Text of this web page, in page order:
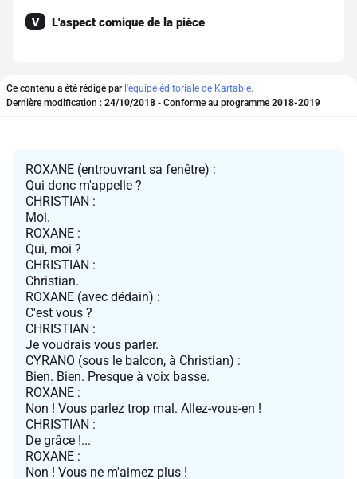
V L'aspect comique de la pièce
Ce contenu a été rédigé par l'équipe éditoriale de Kartable.
Dernière modification : 24/10/2018 - Conforme au programme 2018-2019
ROXANE (entrouvrant sa fenêtre) :
Qui donc m'appelle ?
CHRISTIAN :
Moi.
ROXANE :
Qui, moi ?
CHRISTIAN :
Christian.
ROXANE (avec dédain) :
C'est vous ?
CHRISTIAN :
Je voudrais vous parler.
CYRANO (sous le balcon, à Christian) :
Bien. Bien. Presque à voix basse.
ROXANE :
Non ! Vous parlez trop mal. Allez-vous-en !
CHRISTIAN :
De grâce !...
ROXANE :
Non ! Vous ne m'aimez plus !